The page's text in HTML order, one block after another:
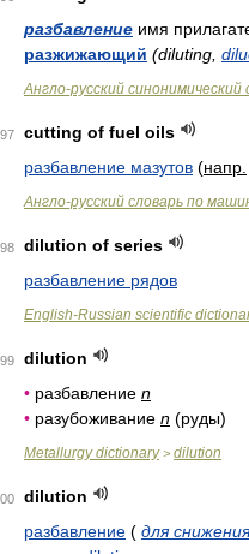
разбавление имя
разжижающий (diluting,
Англо-русский синонимический
97
cutting of fuel oils
разбавление мазутов (напр.
Англо-русский словарь по
98
dilution of series
разбавление рядов
English-Russian scientific
99
dilution
• разбавление n
• разубоживание n (руды)
Metallurgy dictionary> dilution
dilution
разбавление ( для